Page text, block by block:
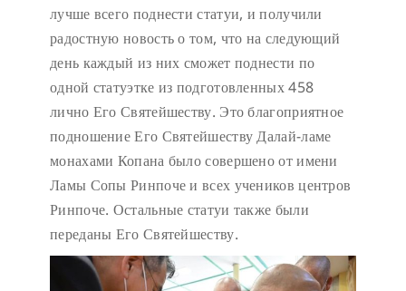
лучше всего поднести статуи, и получили
радостную новость о том, что на следующий
день каждый из них сможет поднести по
одной статуэтке из подготовленных 458
лично Его Святейшеству. Это благоприятное
подношение Его Святейшеству Далай-ламе
монахами Копана было совершено от имени
Ламы Сопы Ринпоче и всех учеников центров
Ринпоче. Остальные статуи также были
переданы Его Святейшеству.